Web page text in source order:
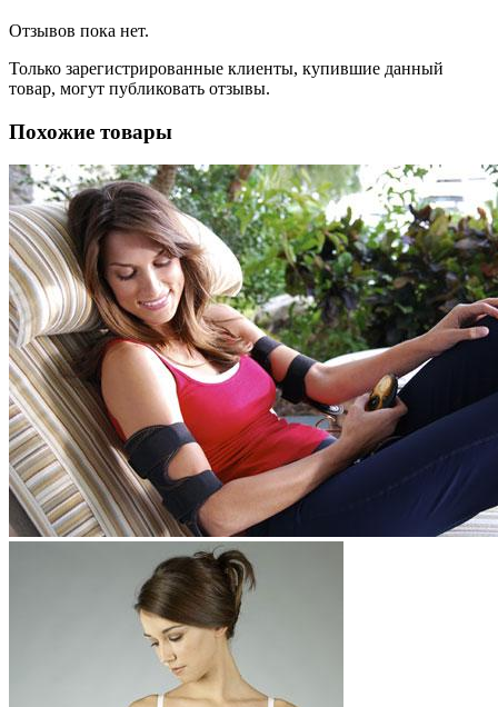
Отзывов пока нет.
Только зарегистрированные клиенты, купившие данный
товар, могут публиковать отзывы.
Похожие товары